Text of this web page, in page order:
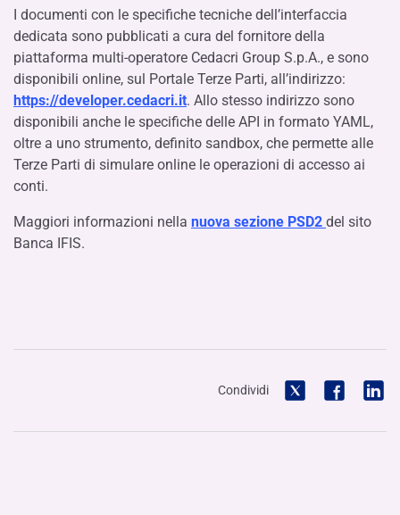
I documenti con le specifiche tecniche dell’interfaccia
dedicata sono pubblicati a cura del fornitore della
piattaforma multi-operatore Cedacri Group S.p.A., e sono
disponibili online, sul Portale Terze Parti, all’indirizzo:
https://developer.cedacri.it. Allo stesso indirizzo sono
disponibili anche le specifiche delle API in formato YAML,
oltre a uno strumento, definito sandbox, che permette alle
Terze Parti di simulare online le operazioni di accesso ai
conti.
Maggiori informazioni nella nuova sezione PSD2 del sito
Banca IFIS.
Condividi